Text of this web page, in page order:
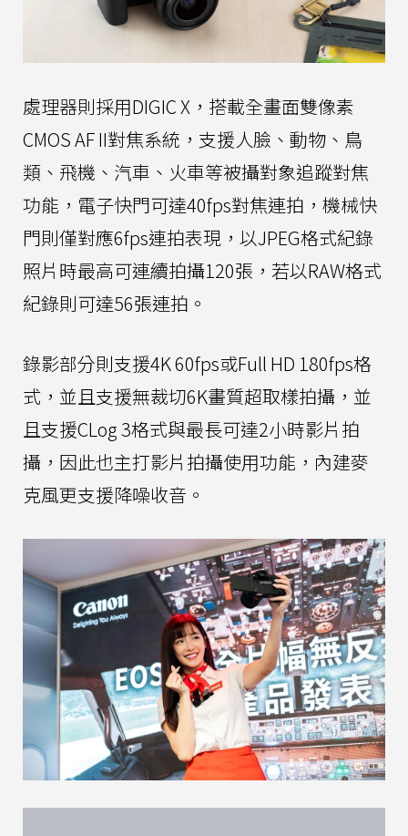
處理器則採用DIGIC X，搭載全畫面雙像素
CMOS AF II對焦系統，支援人臉、動物、鳥
類、飛機、汽車、火車等被攝對象追蹤對焦
功能，電子快門可達40fps對焦連拍，機械快
門則僅對應6fps連拍表現，以JPEG格式紀錄
照片時最高可連續拍攝120張，若以RAW格式
紀錄則可達56張連拍。
錄影部分則支援4K 60fps或Full HD 180fps格
式，並且支援無裁切6K畫質超取樣拍攝，並
且支援CLog 3格式與最長可達2小時影片拍
攝，因此也主打影片拍攝使用功能，內建麥
克風更支援降噪收音。